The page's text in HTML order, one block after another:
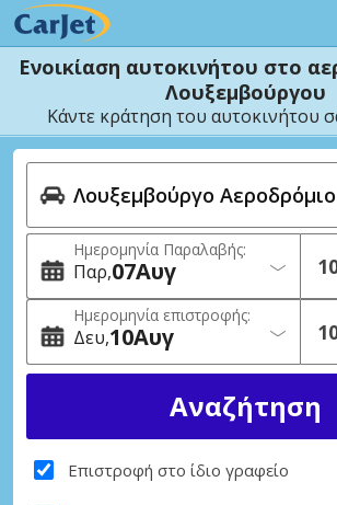
Ενοικίαση αυτοκινήτου στο
Λουξεμβούργου
Κάντε κράτηση του αυτοκινήτου
Ημερομηνία Παραλαβής:
Παρ 07Αυγ
Ημερομηνία επιστροφής:
Δευ 10Αυγ
Επιστροφή στο ίδιο γραφείο